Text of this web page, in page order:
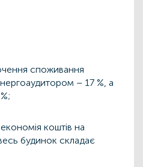
споживання
– 17 %, а
коштів на
будинок складає